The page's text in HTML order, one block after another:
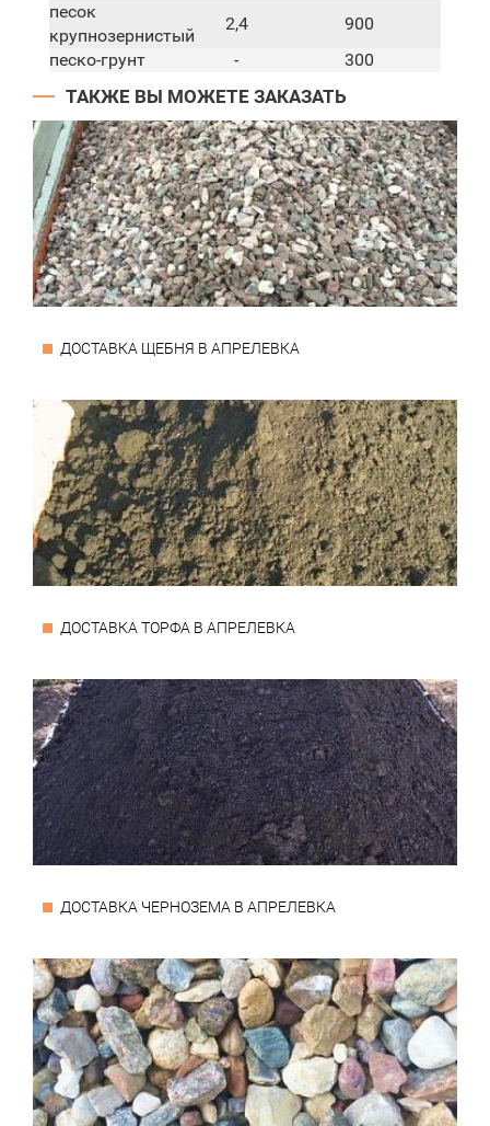
песок
крупнозернистый
2,4
900
песко-грунт
- 300
ТАКЖЕ ВЫ МОЖЕТЕ ЗАКАЗАТЬ
ДОСТАВКА ЩЕБНЯ В АПРЕЛЕВКА
ДОСТАВКА ТОРФА В АПРЕЛЕВКА
ДОСТАВКА ЧЕРНОЗЕМА В АПРЕЛЕВКА